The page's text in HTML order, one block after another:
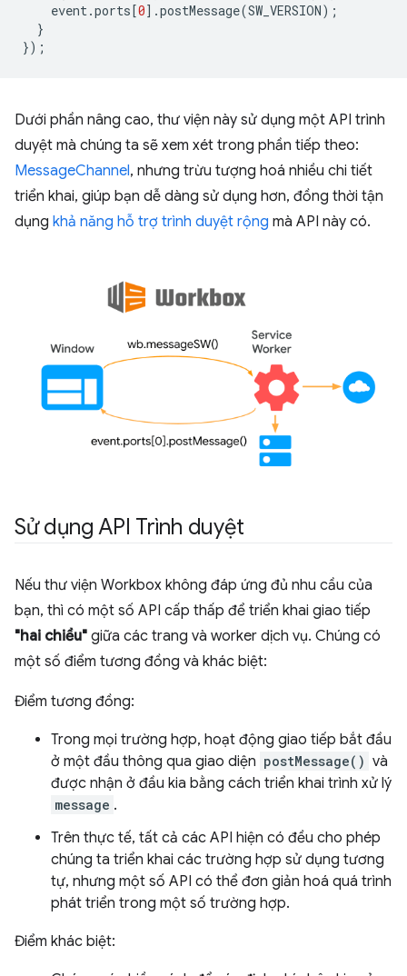
event.ports [0].postMessage(SW_VERSION);
}
});
Dưới phần nâng cao, thư viện này sử dụng một API trình
duyệt mà chúng ta sẽ xem xét trong phần tiếp theo:
MessageChannel, nhưng trừu tượng hoá nhiều chi tiết
triển khai, giúp bạn dễ dàng sử dụng hơn, đồng thời tận
dụng khả năng hỗ trợ trình duyệt rộng mà API này có.
Sử dụng API Trình duyệt
Nếu thư viện Workbox không đáp ứng đủ nhu cầu của
bạn, thì có một số API cấp thấp để triển khai giao tiếp
"hai chiều" giữa các trang và worker dịch vụ. Chúng có
một số điểm tương đồng và khác biệt:
Điểm tương đồng:
Trong mọi trường hợp, hoạt động giao tiếp bắt đầu
ở một đầu thông qua giao diện postMessage() và
được nhận ở đầu kia bằng cách triển khai trình xử lý
message .
Trên thực tế, tất cả các API hiện có đều cho phép
chúng ta triển khai các trường hợp sử dụng tương
tự, nhưng một số API có thể đơn giản hoá quá trình
phát triển trong một số trường hợp.
Điểm khác biệt: